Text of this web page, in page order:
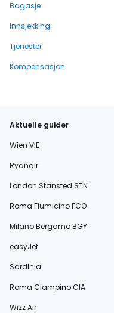
Bagasje
Innsjekking
Tjenester
Kompensasjon
Aktuelle guider
Wien VIE
Ryanair
London Stansted STN
Roma Fiumicino FCO
Milano Bergamo BGY
easyJet
Sardinia
Roma Ciampino CIA
Wizz Air